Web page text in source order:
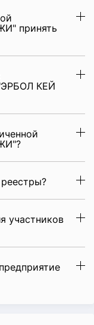
принять
КЕЙ
участников